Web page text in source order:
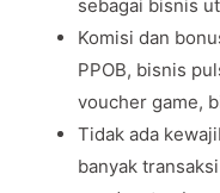
sebagai bisnis
Komisi dan
PPOB, bisnis
voucher game,
Tidak ada
banyak